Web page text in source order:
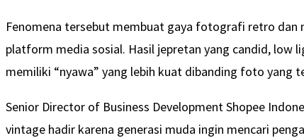
Fenomena tersebut membuat gaya fotografi retro dan
platform media sosial. Hasil jepretan yang candid, low
memiliki “nyawa” yang lebih kuat dibanding foto yang
Senior Director of Business Development Shopee
vintage hadir karena generasi muda ingin mencari